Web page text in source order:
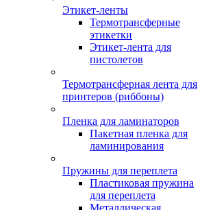
Этикет-ленты
Термотрансферные
этикетки
Этикет-лента для
пистолетов
Термотрансферная лента для
принтеров (риббоны)
Пленка для ламинаторов
Пакетная пленка для
ламинирования
Пружины для переплета
Пластиковая пружина
для переплета
Металлическая